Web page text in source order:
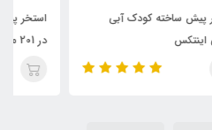
استخر پیش ساخته بست وی 412